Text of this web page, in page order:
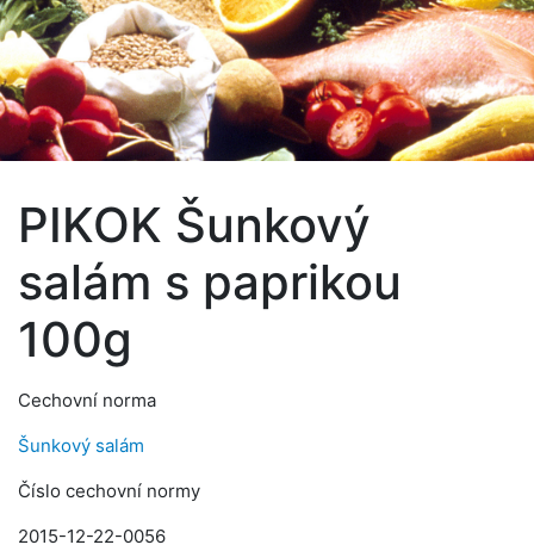
PIKOK Šunkový
salám s paprikou
100g
Cechovní norma
Šunkový salám
Číslo cechovní normy
2015-12-22-0056